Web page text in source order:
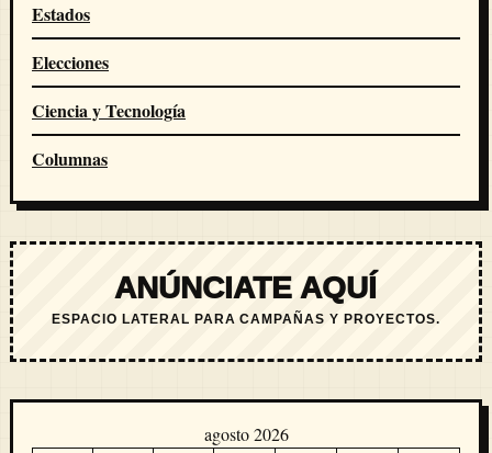
Estados
Elecciones
Ciencia y Tecnología
Columnas
ANÚNCIATE AQUÍ
ESPACIO LATERAL PARA CAMPAÑAS Y PROYECTOS.
agosto 2026